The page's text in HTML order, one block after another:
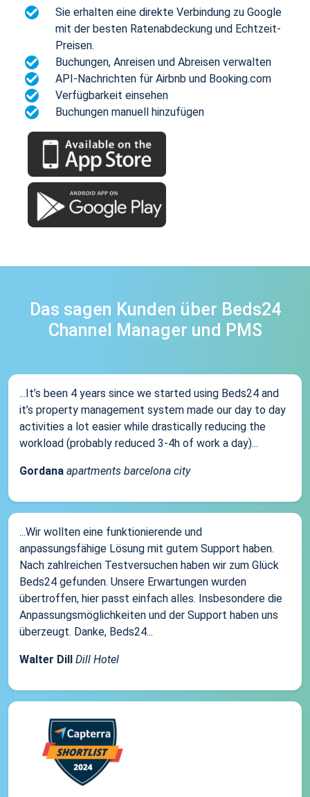
Sie erhalten eine direkte Verbindung zu Google
mit der besten Ratenabdeckung und Echtzeit-
Preisen.
Buchungen, Anreisen und Abreisen verwalten
API-Nachrichten für Airbnb und Booking.com
Verfügbarkeit einsehen
Buchungen manuell hinzufügen
Das sagen Kunden über Beds24
Channel Manager und PMS
...It’s been 4 years since we started using Beds24 and
it’s property management system made our day to day
activities a lot easier while drastically reducing the
workload (probably reduced 3-4h of work a day)...
Gordana apartments barcelona city
...Wir wollten eine funktionierende und
anpassungsfähige Lösung mit gutem Support haben.
Nach zahlreichen Testversuchen haben wir zum Glück
Beds24 gefunden. Unsere Erwartungen wurden
übertroffen, hier passt einfach alles. Insbesondere die
Anpassungsmöglichkeiten und der Support haben uns
überzeugt. Danke, Beds24...
Walter Dill Dill Hotel